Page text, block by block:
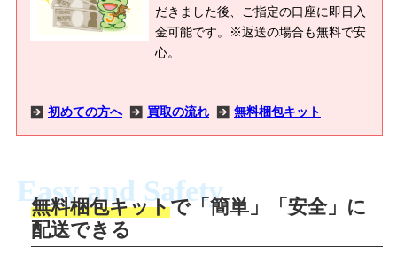
だきました後、ご指定の口座に即日入
金可能です。※返送の場合も無料で安
心。
初めての方へ 買取の流れ 無料梱包キット
商品撮影
LINEの友だち追加・査定画像を送信
Easy and Safety
無料梱包キットで「簡単」「安全」に
配送できる